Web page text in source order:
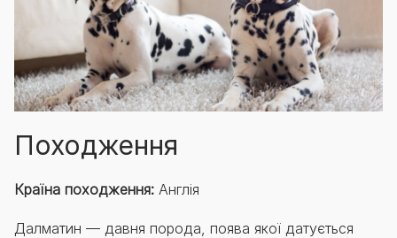
Походження
Країна походження: Англія
Далматин — давня порода, поява якої датується